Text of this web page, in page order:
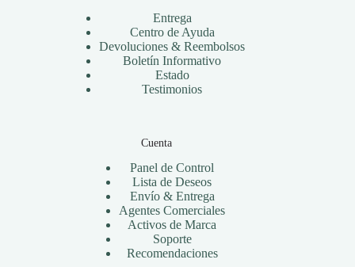
Entrega
Centro de Ayuda
Devoluciones & Reembolsos
Boletín Informativo
Estado
Testimonios
Cuenta
Panel de Control
Lista de Deseos
Envío & Entrega
Agentes Comerciales
Activos de Marca
Soporte
Recomendaciones